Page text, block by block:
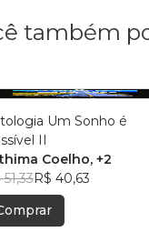
também
Um Sonho é
II
Coelho, +2
R$ 40,63